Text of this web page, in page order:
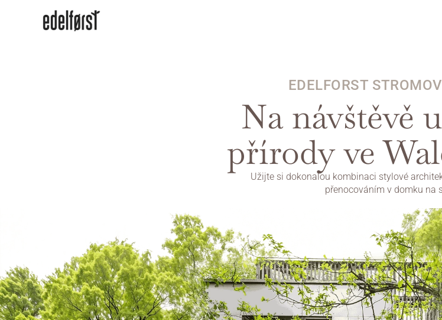
EDELFORST
Na návštěvě
přírody ve
Užijte si dokonalou kombinaci stylové
přenocováním v domku na